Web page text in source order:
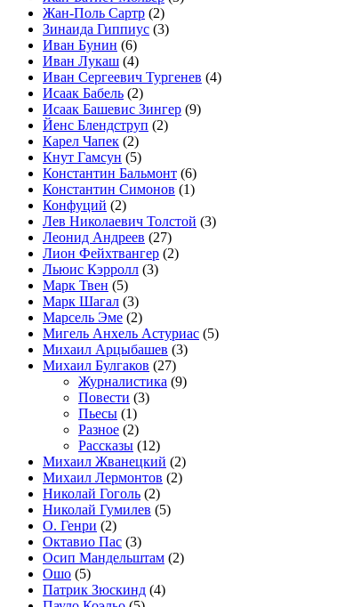
Жан-Поль Сартр (2)
Зинаида Гиппиус (3)
Иван Бунин (6)
Иван Лукаш (4)
Иван Сергеевич Тургенев (4)
Исаак Бабель (2)
Исаак Башевис Зингер (9)
Йенс Блендструп (2)
Карел Чапек (2)
Кнут Гамсун (5)
Константин Бальмонт (6)
Константин Симонов (1)
Конфуций (2)
Лев Николаевич Толстой (3)
Леонид Андреев (27)
Лион Фейхтвангер (2)
Льюис Кэрролл (3)
Марк Твен (5)
Марк Шагал (3)
Марсель Эме (2)
Мигель Анхель Астуриас (5)
Михаил Арцыбашев (3)
Михаил Булгаков (27)
Журналистика (9)
Повести (3)
Пьесы (1)
Разное (2)
Рассказы (12)
Михаил Жванецкий (2)
Михаил Лермонтов (2)
Николай Гоголь (2)
Николай Гумилев (5)
О. Генри (2)
Октавио Пас (3)
Осип Мандельштам (2)
Ошо (5)
Патрик Зюскинд (4)